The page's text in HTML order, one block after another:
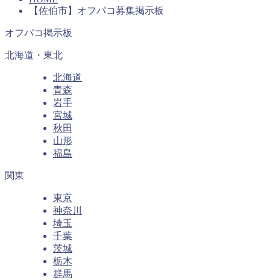
【佐伯市】オフパコ募集掲示板
オフパコ掲示板
北海道・東北
北海道
青森
岩手
宮城
秋田
山形
福島
関東
東京
神奈川
埼玉
千葉
茨城
栃木
群馬